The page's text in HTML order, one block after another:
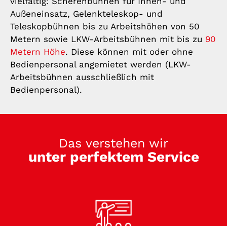
Außeneinsatz, Gelenkteleskop- und
Teleskopbühnen bis zu Arbeitshöhen von 50
Metern sowie LKW-Arbeitsbühnen mit bis zu 90
Metern Höhe. Diese können mit oder ohne
Bedienpersonal angemietet werden (LKW-
Arbeitsbühnen ausschließlich mit
Bedienpersonal).
Das verstehen wir
unter perfektem Service